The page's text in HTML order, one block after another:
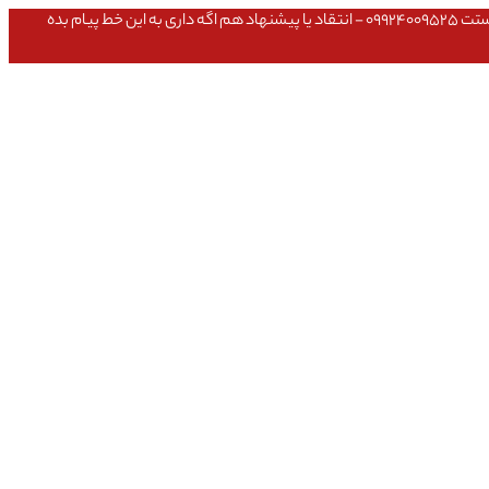
عشق داداش قیمتای سایت به روزه،خرید عمده داشتی یا مشکلی تو خرید از سایت ۰۹۱۰۹۸۰۸۵۶۵- مشکلی بعد از خریدت داشتی ۰۹۱۹۱۴۹۳۵۴۶ - پیگیری ارسال بستت ۰۹۹۲۴۰۰۹۵۲۵ - انتقاد یا پیشنهاد هم اگه داری به این خط پیام بده